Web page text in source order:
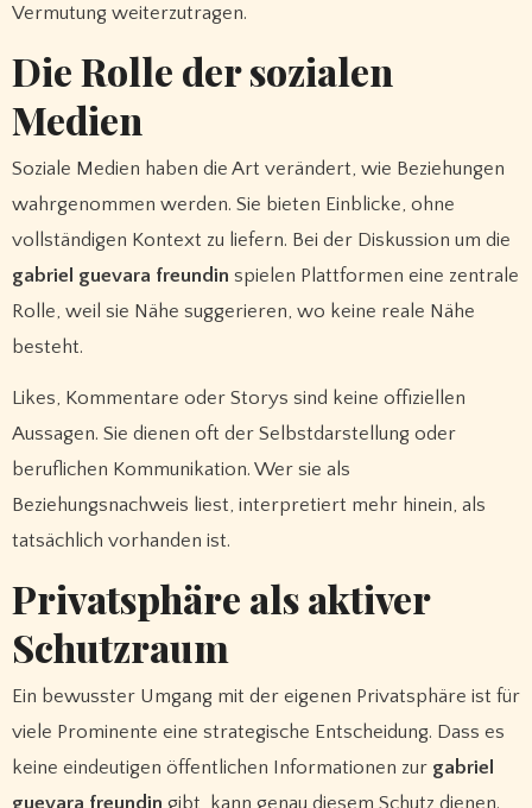
Vermutung weiterzutragen.
Die Rolle der sozialen
Medien
Soziale Medien haben die Art verändert, wie Beziehungen
wahrgenommen werden. Sie bieten Einblicke, ohne
vollständigen Kontext zu liefern. Bei der Diskussion um die
gabriel guevara freundin spielen Plattformen eine zentrale
Rolle, weil sie Nähe suggerieren, wo keine reale Nähe
besteht.
Likes, Kommentare oder Storys sind keine offiziellen
Aussagen. Sie dienen oft der Selbstdarstellung oder
beruflichen Kommunikation. Wer sie als
Beziehungsnachweis liest, interpretiert mehr hinein, als
tatsächlich vorhanden ist.
Privatsphäre als aktiver
Schutzraum
Ein bewusster Umgang mit der eigenen Privatsphäre ist für
viele Prominente eine strategische Entscheidung. Dass es
keine eindeutigen öffentlichen Informationen zur gabriel
guevara freundin gibt, kann genau diesem Schutz dienen.